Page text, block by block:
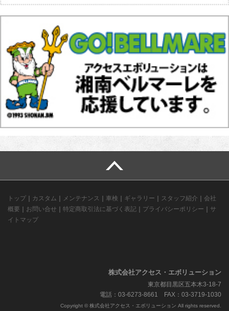
トップ カスタム メンテナンス 車検 ギャラリー スタッフ紹介
会社
概要
お問い合せ 特定商取引法に基づく表記 プライバシーポリシー
サ
イトマップ
株式会社アクセス・エボリューション
東京都目黒区五本木3-18-7
電話：03-6273-8661 FAX：03-3719-1030
Copyright © 株式会社アクセス・エボリューション All rights reserved.